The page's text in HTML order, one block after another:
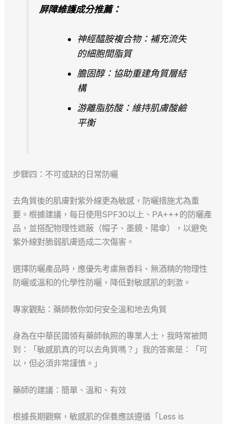
屏障維護成分推薦：
神經醯胺複合物：補充流失
的細胞間脂質
膽固醇：協助重建角質層結
構
游離脂肪酸：維持肌膚酸鹼
平衡
步驟四：不可或缺的日常防曬
去角質後的肌膚對紫外線更為敏感，防曬措施尤為重
要。根據建議，每日使用SPF30以上、PA+++的防曬產
品，並搭配物理性遮蔽（帽子、墨鏡、陽傘），以避免
紫外線對脆弱肌膚造成二次傷害。
選擇防曬產品時，應優先考慮無香料、無酒精的物理性
防曬或溫和的化學性防曬，降低對敏感肌的刺激。
專家觀點：藥師教你如何安全溫和地去角質
身為在中華民國領有藥師執照的專業人士，我時常被問
到：「敏感肌真的可以去角質嗎？」我的答案是：「可
以，但必須非常謹慎。」
藥師的建議：簡單、溫和、有效
根據長期觀察，敏感肌的保養應該遵循「Less is